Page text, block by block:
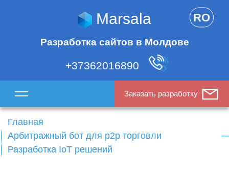
Marsala
Разработка сайтов в Молдове
+37362016890
RO
Заказать разработку
Главная
Арбитражный бот для p2p торговли
Разработка IoT решений